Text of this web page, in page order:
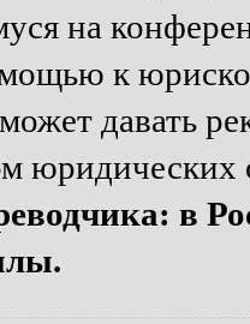
на
к
давать
в